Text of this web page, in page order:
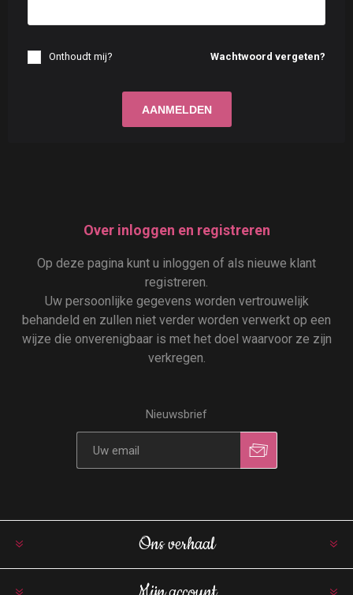
Wachtwoord vergeten?
Onthoudt mij?
Over inloggen en registreren
Op deze pagina kunt u inloggen of als nieuwe klant
registreren.
Uw persoonlijke gegevens worden vertrouwelijk
behandeld en zullen niet verder worden verwerkt op een
wijze die onverenigbaar is met het doel waarvoor ze zijn
verkregen.
Nieuwsbrief
Ons verhaal